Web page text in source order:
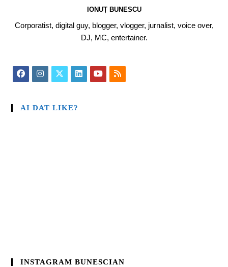
IONUȚ BUNESCU
Corporatist, digital guy, blogger, vlogger, jurnalist, voice over,
DJ, MC, entertainer.
AI DAT LIKE?
INSTAGRAM BUNESCIAN